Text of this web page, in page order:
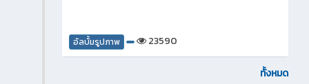
อัลบั้มรูปภาพ 23590
ทั้งหมด